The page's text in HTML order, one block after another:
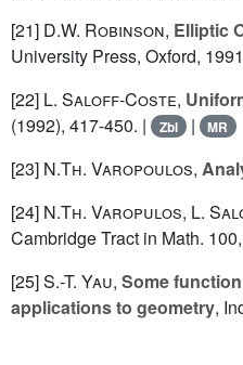
[21] D.W. Robinson, Elliptic
University Press, Oxford,
[22] L. Saloff-Coste,
(1992), 417-450. |
Zbl | MR
[23] N.Th. Varopoulos,
[24] N.Th. Varopulos, L.
Cambridge Tract in Math.
[25]S.-T. Yau, Some
applications to geometry,